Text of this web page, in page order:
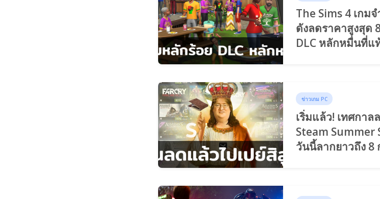
The Sims 4 เกม
ดังลดราคาสูงสุด
DLC หลักหมื่นที่แ
ข่าวเกม PC
เริ่มแล้ว! เทศกาล
Steam Summer
วันนี้ลากยาวถึง 8